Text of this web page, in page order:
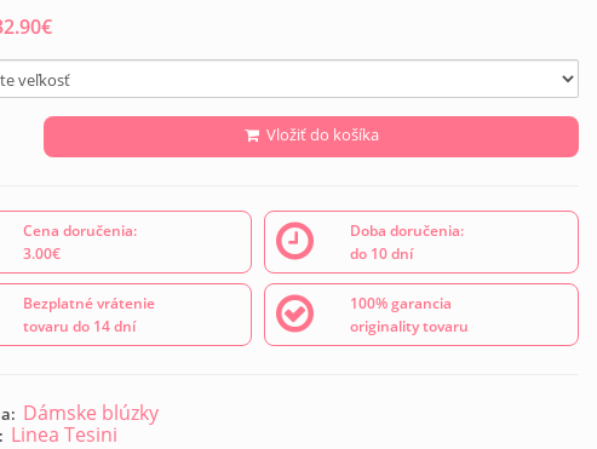
€
Vložiť do košíka
Cena doručenia:
3.00€
Doba doručenia:
do 10 dní
Bezplatné vrátenie
tovaru do 14 dní
100% garancia
originality tovaru
Dámske blúzky
Linea Tesini